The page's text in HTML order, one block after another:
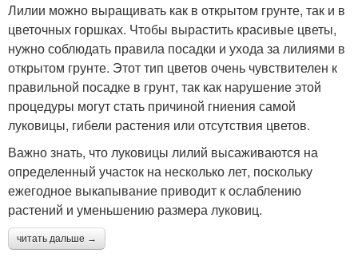
Лилии можно выращивать как в открытом грунте, так и в
цветочных горшках. Чтобы вырастить красивые цветы,
нужно соблюдать правила посадки и ухода за лилиями в
открытом грунте. Этот тип цветов очень чувствителен к
правильной посадке в грунт, так как нарушение этой
процедуры могут стать причиной гниения самой
луковицы, гибели растения или отсутствия цветов.
Важно знать, что луковицы лилий высаживаются на
определенный участок на несколько лет, поскольку
ежегодное выкапывание приводит к ослаблению
растений и уменьшению размера луковиц.
читать дальше →